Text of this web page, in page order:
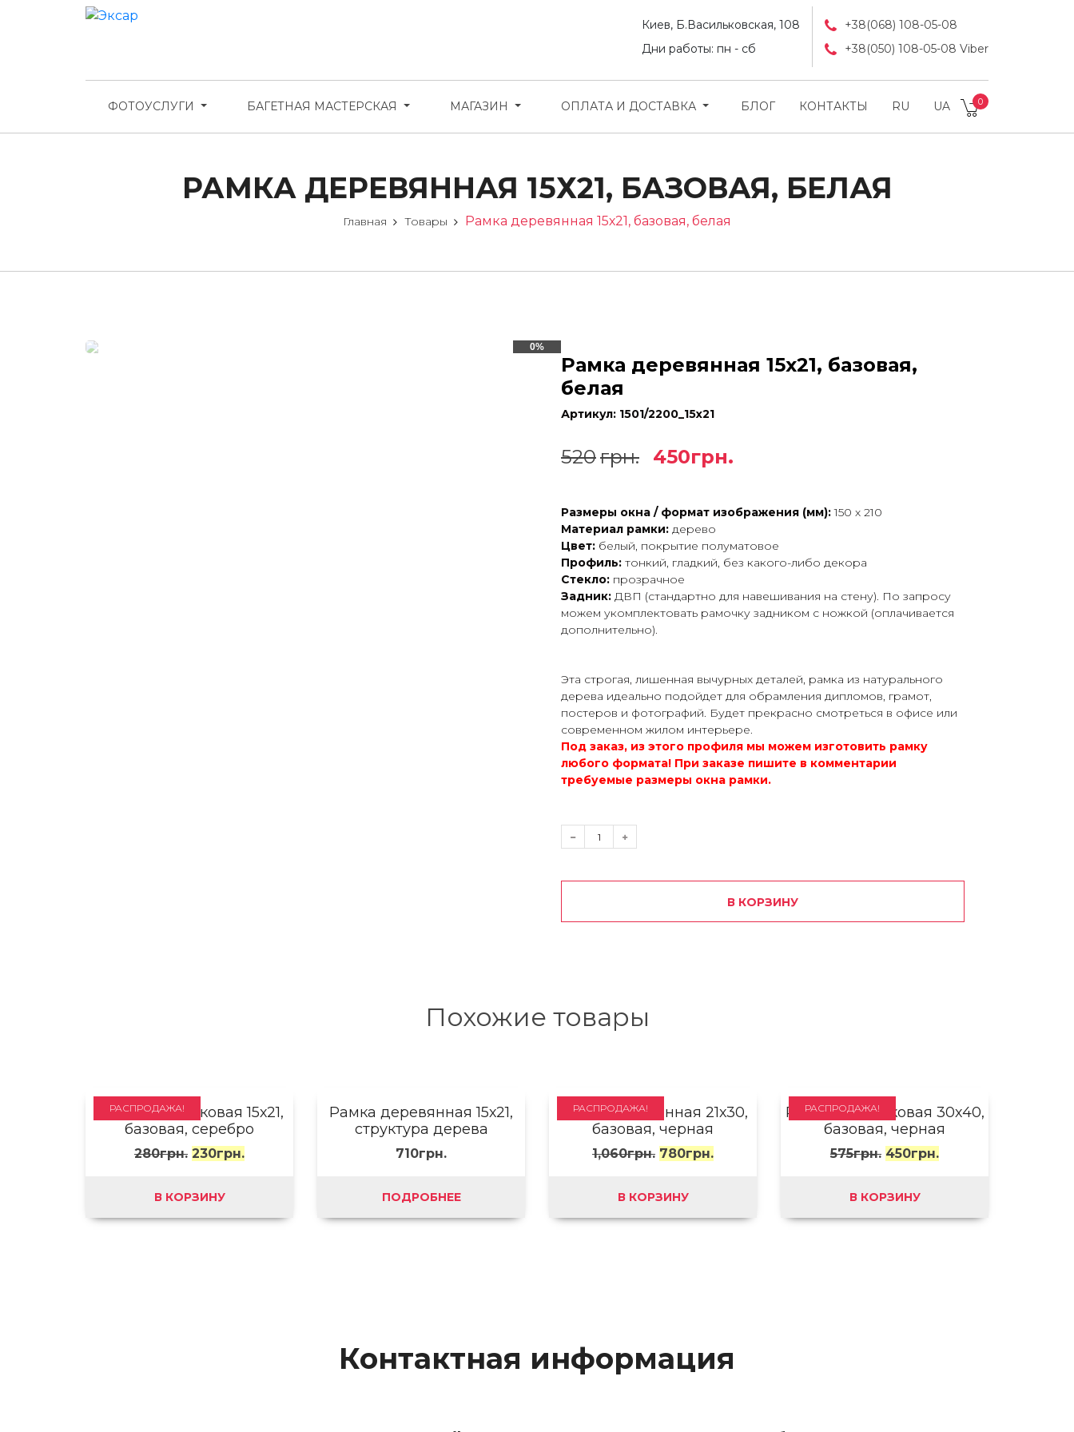
Киев, Б.Васильковская, 108
Дни работы: пн - сб
+38(068) 108-05-08
+38(050) 108-05-08 Viber
ФОТОУСЛУГИ БАГЕТНАЯ МАСТЕРСКАЯ МАГАЗИН ОПЛАТА И ДОСТАВКА БЛОГ КОНТАКТЫ RU UA 0
РАМКА ДЕРЕВЯННАЯ 15Х21, БАЗОВАЯ, БЕЛАЯ
Главная Товары Рамка деревянная 15х21, базовая, белая
0%
Рамка деревянная 15х21, базовая,
белая
Артикул: 1501/2200_15x21
520грн. 450грн.
Размеры окна / формат изображения (мм):150 х 210
Материал рамки: дерево
Цвет: белый, покрытие полуматовое
Профиль: тонкий, гладкий, без какого-либо декора
Стекло: прозрачное
Задник: ДВП (стандартно для навешивания на стену). По запросу
можем укомплектовать рамочку задником с ножкой (оплачивается
дополнительно).
Эта строгая, лишенная вычурных деталей, рамка из натурального
дерева идеально подойдет для обрамления дипломов, грамот,
постеров и фотографий. Будет прекрасно смотреться в офисе или
современном жилом интерьере.
Под заказ, из этого профиля мы можем изготовить рамку
любого формата! При заказе пишите в комментарии
требуемые размеры окна рамки.
В КОРЗИНУ
Похожие товары
РАСПРОДАЖА!
Рамка пластиковая 15х21,
базовая, серебро
280грн. 230грн.
В КОРЗИНУ
Рамка деревянная 15х21,
структура дерева
710грн.
ПОДРОБНЕЕ
РАСПРОДАЖА!
Рамка деревянная 21х30,
базовая, черная
1,060грн. 780грн.
В КОРЗИНУ
РАСПРОДАЖА!
Рамка пластиковая 30х40,
базовая, черная
575грн. 450грн.
В КОРЗИНУ
Контактная информация